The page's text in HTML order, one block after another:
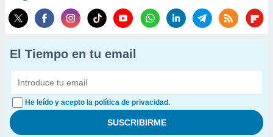
El Tiempo en tu email
He leído y acepto la política de privacidad.